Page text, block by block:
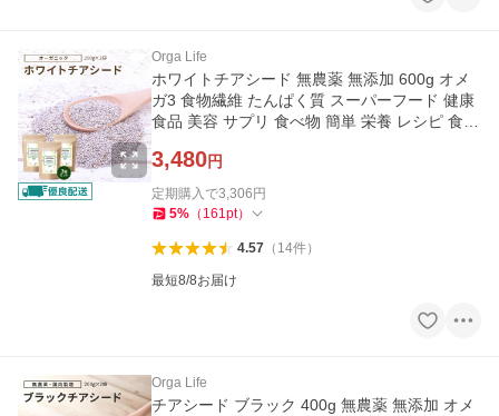
Orga Life
ホワイトチアシード 無農薬 無添加 600g オメ
ガ3 食物繊維 たんぱく質 スーパーフード 健康
食品 美容 サプリ 食べ物 簡単 栄養 レシピ 食品
3,480円
定期購入で3,306 円
5% （ 161pt）
4.57（ 14件）
最短8/8お届け
Orga Life
チアシード ブラック 400g 無農薬 無添加 オメ